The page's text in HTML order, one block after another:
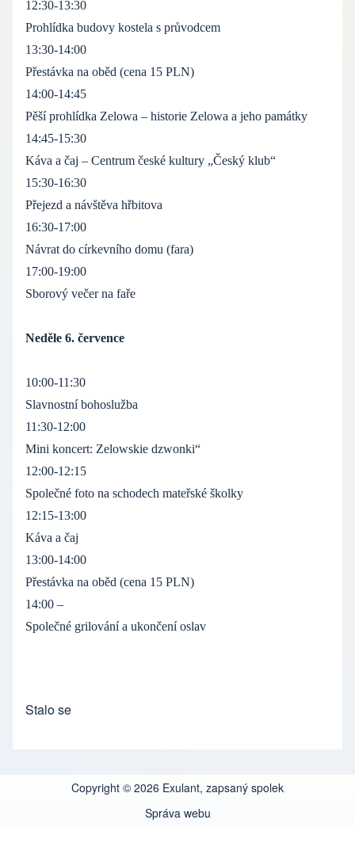
12:30-13:30
Prohlídka budovy kostela s průvodcem
13:30-14:00
Přestávka na oběd (cena 15 PLN)
14:00-14:45
Pěší prohlídka Zelowa – historie Zelowa a jeho památky
14:45-15:30
Káva a čaj – Centrum české kultury „Český klub“
15:30-16:30
Přejezd a návštěva hřbitova
16:30-17:00
Návrat do církevního domu (fara)
17:00-19:00
Sborový večer na faře
Neděle 6. července
10:00-11:30
Slavnostní bohoslužba
11:30-12:00
Mini koncert: Zelowskie dzwonki“
12:00-12:15
Společné foto na schodech mateřské školky
12:15-13:00
Káva a čaj
13:00-14:00
Přestávka na oběd (cena 15 PLN)
14:00 –
Společné grilování a ukončení oslav
Stalo se
Copyright © 2026 Exulant, zapsaný spolek
Správa webu